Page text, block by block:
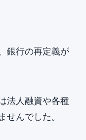
銀行の再定義が
法人融資や各種
せんでした。